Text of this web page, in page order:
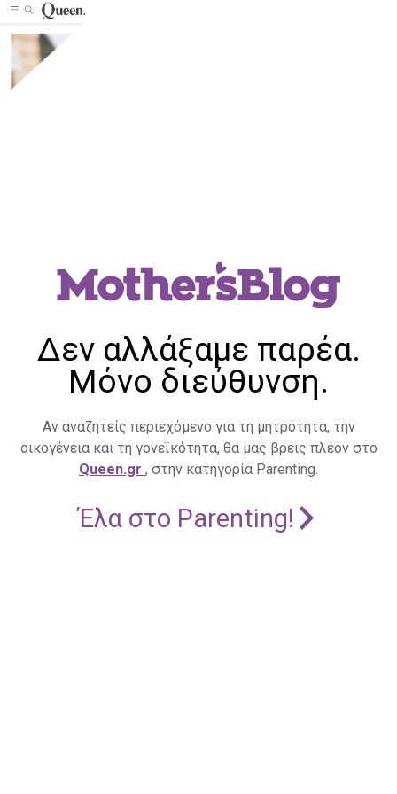
Δεν αλλάξαμε παρέα.
Μόνο διεύθυνση.
Αν αναζητείς περιεχόμενο για τη μητρότητα, την
οικογένεια και τη γονεϊκότητα, θα μας βρεις πλέον στο
Queen.gr , στην κατηγορία Parenting.
Έλα στο Parenting!